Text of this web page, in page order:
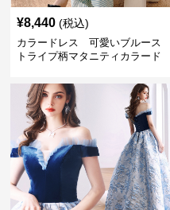
¥8,440 (税込)
カラードレス 可愛いブルース
トライプ柄マタニティカラード